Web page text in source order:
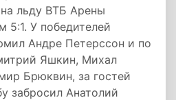
льду ВТБ Арены
5:1. У победителей
Андре Петерссон и по
Яшкин, Михал
Брюквин, за гостей
забросил Анатолий